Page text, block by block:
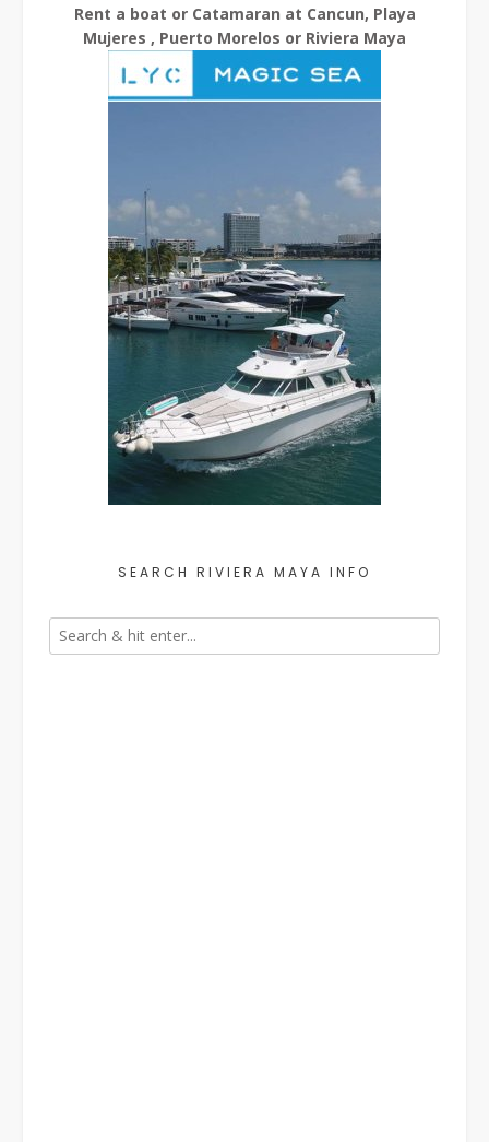
Rent a boat or Catamaran at Cancun, Playa
Mujeres , Puerto Morelos or Riviera Maya
SEARCH RIVIERA MAYA INFO